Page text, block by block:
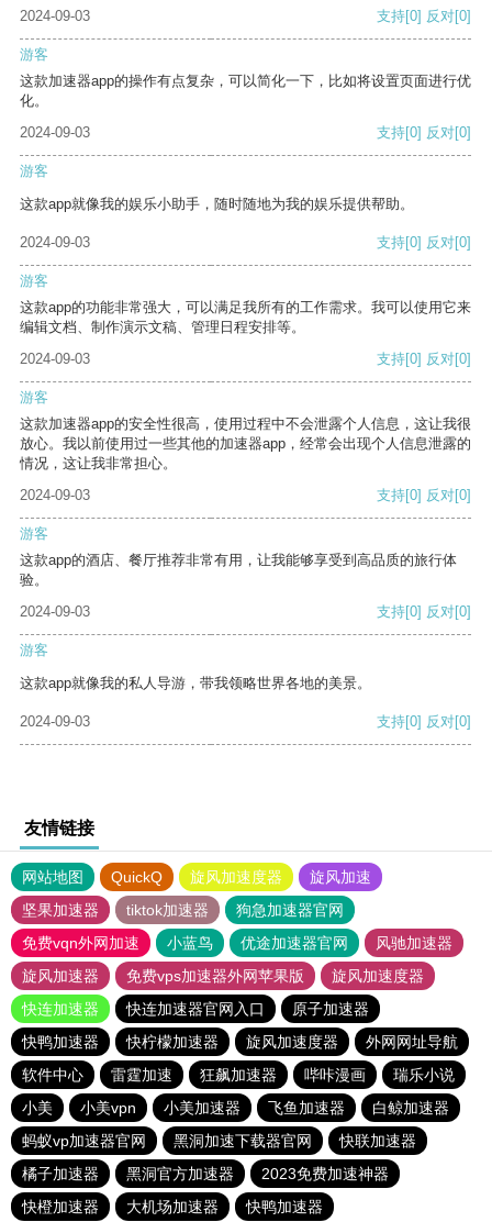
2024-09-03 支持[0] 反对[0]
游客
这款加速器app的操作有点复杂，可以简化一下，比如将设置页面进行优
化。
2024-09-03
支持[0] 反对[0]
游客
这款app就像我的娱乐小助手，随时随地为我的娱乐提供帮助。
2024-09-03 支持[0] 反对[0]
游客
这款app的功能非常强大，可以满足我所有的工作需求。我可以使用它来
编辑文档、制作演示文稿、管理日程安排等。
2024-09-03
支持[0] 反对[0]
游客
这款加速器app的安全性很高，使用过程中不会泄露个人信息，这让我很
放心。我以前使用过一些其他的加速器app，经常会出现个人信息泄露的
情况，这让我非常担心。
2024-09-03
支持[0] 反对[0]
游客
这款app的酒店、餐厅推荐非常有用，让我能够享受到高品质的旅行体
验。
2024-09-03
支持[0] 反对[0]
游客
这款app就像我的私人导游，带我领略世界各地的美景。
2024-09-03 支持[0] 反对[0]
友情链接
网站地图 QuickQ 旋风加速度器
旋风加速
坚果加速器
tiktok加速器
狗急加速器官网
免费vqn外网加速
小蓝鸟 优途加速器官网
风驰加速器
旋风加速器
免费vps加速器外网苹果版
旋风加速度器
快连加速器
快连加速器官网入口
原子加速器
快鸭加速器
快柠檬加速器 旋风加速度器
外网网址导航
软件中心
雷霆加速 狂飙加速器 哔咔漫画
瑞乐小说
小美
小美vpn 小美加速器 飞鱼加速器
白鲸加速器
蚂蚁vp加速器官网
黑洞加速下载器官网
快联加速器
橘子加速器
黑洞官方加速器
2023免费加速神器
快橙加速器
大机场加速器 快鸭加速器